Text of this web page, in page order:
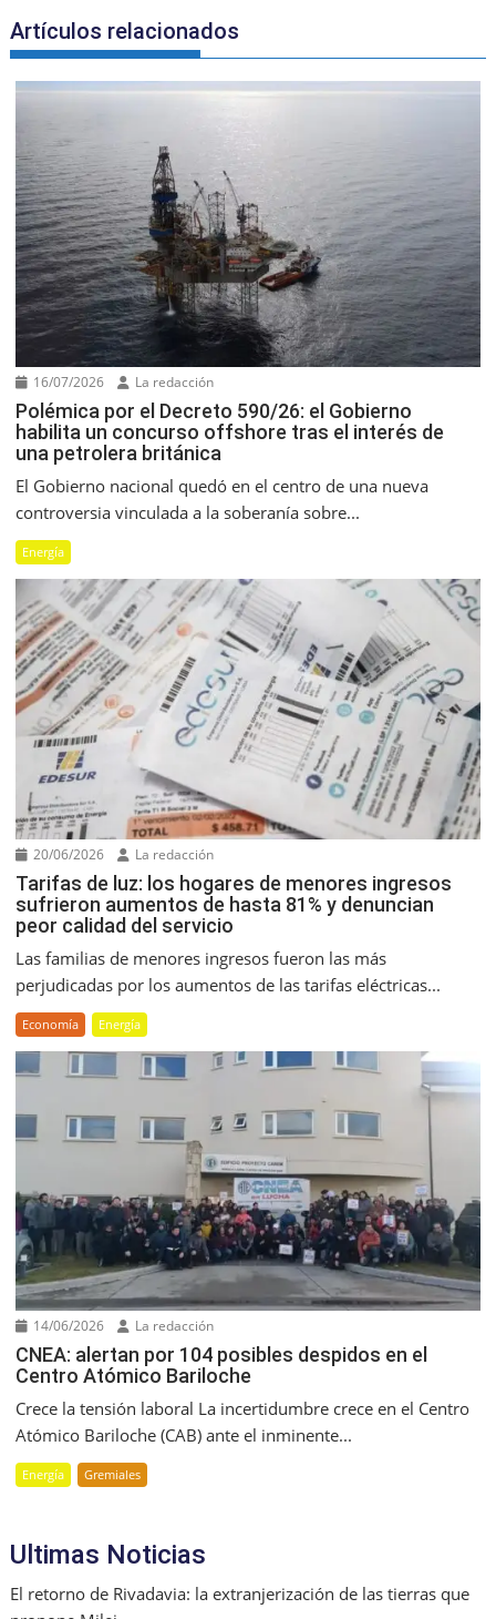
Artículos relacionados
16/07/2026 La redacción
Polémica por el Decreto 590/26: el Gobierno
habilita un concurso offshore tras el interés de
una petrolera británica
El Gobierno nacional quedó en el centro de una nueva
controversia vinculada a la soberanía sobre...
Energía
20/06/2026 La redacción
Tarifas de luz: los hogares de menores ingresos
sufrieron aumentos de hasta 81% y denuncian
peor calidad del servicio
Las familias de menores ingresos fueron las más
perjudicadas por los aumentos de las tarifas eléctricas...
Economía Energía
14/06/2026 La redacción
CNEA: alertan por 104 posibles despidos en el
Centro Atómico Bariloche
Crece la tensión laboral La incertidumbre crece en el Centro
Atómico Bariloche (CAB) ante el inminente...
Energía Gremiales
Ultimas Noticias
El retorno de Rivadavia: la extranjerización de las tierras que